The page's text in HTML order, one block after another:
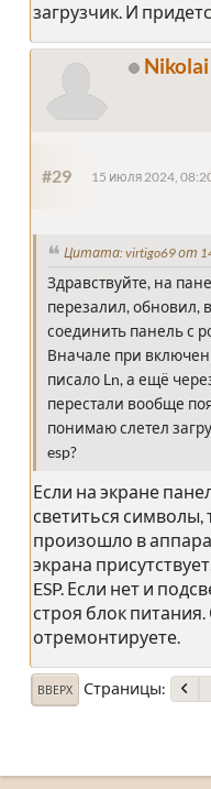
загрузчик. И
Nikolai
#29 15 июля 2024,
Цитата: virtigo69 от
Здравствуйте, на
перезалил, обновил,
соединить панель с
Вначале при
писало Ln, а ещё
перестали вообще
понимаю слетел
esp?
Если на экране
светиться символы,
произошло в
экрана
ESP. Если нет и
строя блок
отремонтируете.
ВВЕРХ Страницы